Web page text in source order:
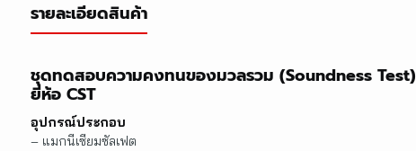
รายละเอียดสินค้า
ชุดทดสอบความคงทนของมวลรวม (Soundness Test)
ยี่ห้อ CST
อุปกรณ์ประกอบ
– แมกนีเซียมซัลเฟต